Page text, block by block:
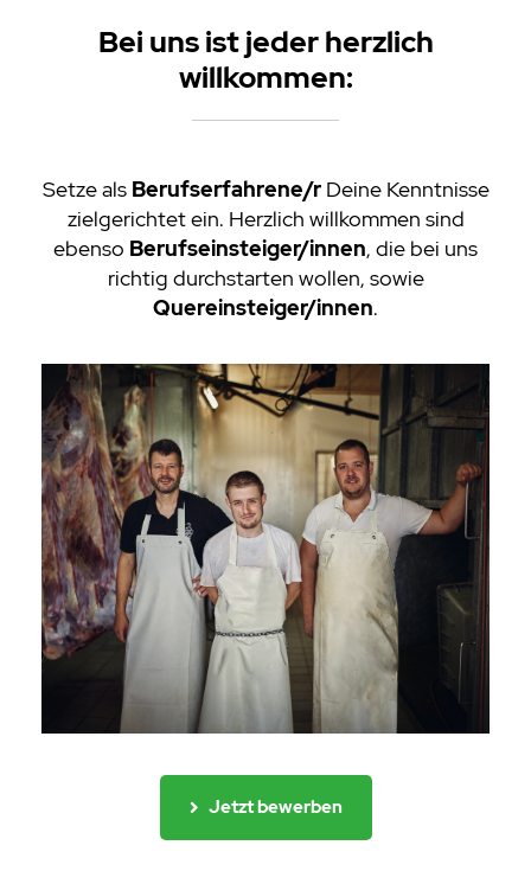
Bei uns ist jeder herzlich
willkommen:
Setze als Berufserfahrene/rDeine Kenntnisse
zielgerichtet ein. Herzlich willkommen sind
ebenso Berufseinsteiger/innen, die bei uns
richtig durchstarten wollen, sowie
Quereinsteiger/innen.
Jetzt bewerben